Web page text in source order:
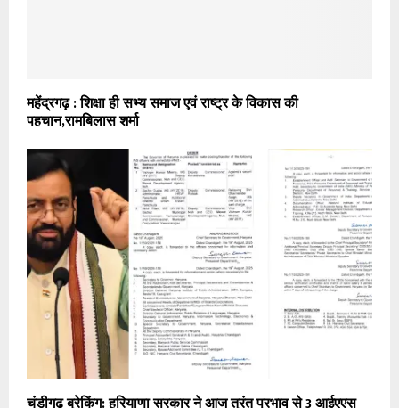
महेंद्रगढ़ : शिक्षा ही सभ्य समाज एवं राष्ट्र के विकास की
पहचान,रामबिलास शर्मा